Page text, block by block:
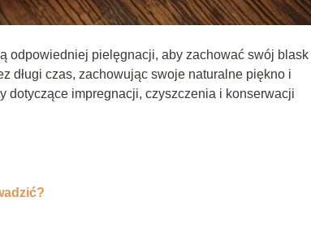
odpowiedniej pielęgnacji, aby zachować swój blask
długi czas, zachowując swoje naturalne piękno i
dotyczące impregnacji, czyszczenia i konserwacji